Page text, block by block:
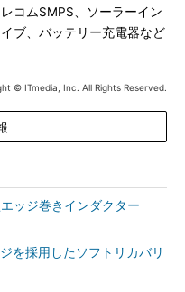
コムSMPS、ソーラーイン
ブ、バッテリー充電器など
© ITmedia, Inc. All Rights Reserved.
ッジ巻きインダクター
を採用したソフトリカバリ